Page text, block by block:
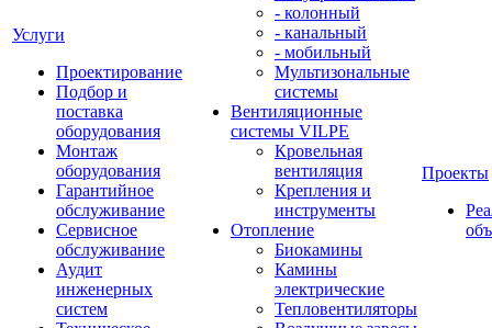
Услуги
Проектирование
Подбор и
поставка
оборудования
Монтаж
оборудования
Гарантийное
обслуживание
Сервисное
обслуживание
Аудит
инженерных
систем
- колонный
- канальный
- мобильный
Мультизональные
системы
Вентиляционные
системы VILPE
Кровельная
вентиляция
Крепления и
инструменты
Отопление
Биокамины
Камины
электрические
Тепловентиляторы
Проекты